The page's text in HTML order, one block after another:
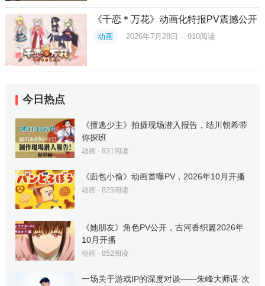
《千恋＊万花》动画化特报PV震撼公开
动画 2026年7月28日 · 910阅读
今日热点
《擅逃少主》拍摄现场潜入报告，结川朝希带
你探班
动画· 831阅读
《面包小偷》动画首曝PV，2026年10月开播
动画· 825阅读
《她朋友》角色PV公开，古河香织篇2026年
10月开播
动画· 852阅读
一场关于游戏IP的深度对谈——朱峰大师课·次